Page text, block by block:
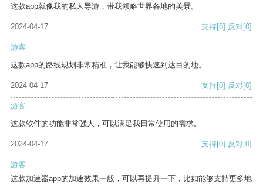
这款app就像我的私人导游，带我领略世界各地的美景。
2024-04-17 支持[0] 反对[0]
游客
这款app的路线规划非常精准，让我能够快速到达目的地。
2024-04-17 支持[0] 反对[0]
游客
这款软件的功能非常强大，可以满足我日常使用的需求。
2024-04-17 支持[0] 反对[0]
游客
这款加速器app的加速效果一般，可以再提升一下，比如能够支持更多地